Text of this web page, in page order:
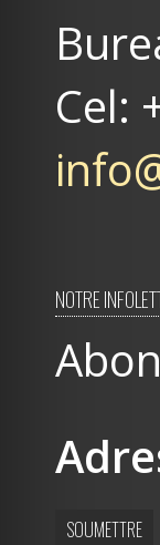
Cel:
NOTRE
SOUMETTRE